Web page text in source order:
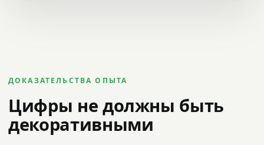
ДОКАЗАТЕЛЬСТВА ОПЫТА
Цифры не должны быть
декоративными